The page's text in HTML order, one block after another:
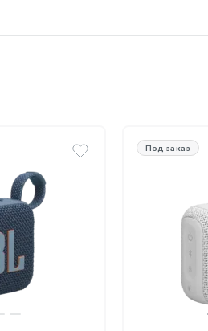
Под заказ